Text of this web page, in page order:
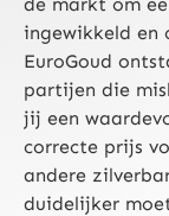
ingewikkeld en
EuroGoud
partijen die
jij een
correcte prijs
andere
duidelijker